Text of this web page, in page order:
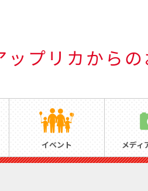
ップリカから
イベント メディ